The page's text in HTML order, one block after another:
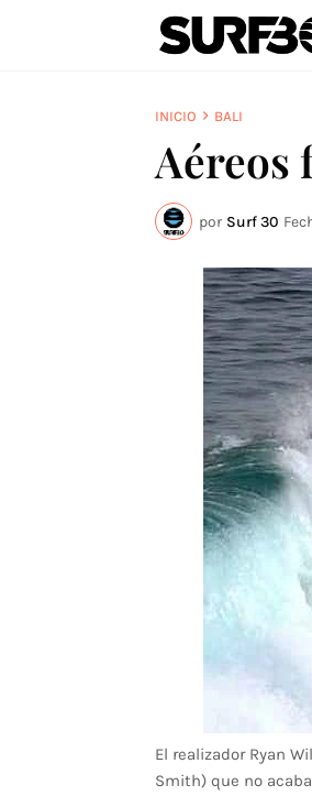
INICIO BALI
Aéreos
por Surf 30
El realizador Ryan
Smith) que no